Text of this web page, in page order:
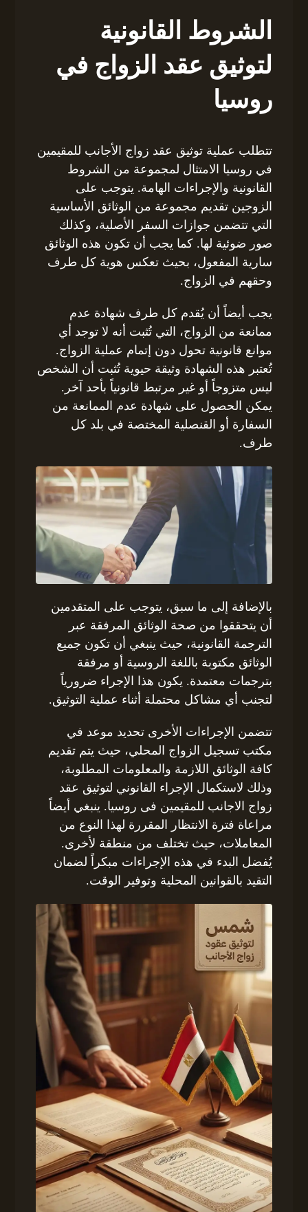
الشروط القانونية
لتوثيق عقد الزواج في
روسيا
تتطلب عملية توثيق عقد زواج الأجانب للمقيمين
في روسيا الامتثال لمجموعة من الشروط
القانونية والإجراءات الهامة. يتوجب على
الزوجين تقديم مجموعة من الوثائق الأساسية
التي تتضمن جوازات السفر الأصلية، وكذلك
صور ضوئية لها. كما يجب أن تكون هذه الوثائق
سارية المفعول، بحيث تعكس هوية كل طرف
وحقهم في الزواج.
يجب أيضاً أن يُقدم كل طرف شهادة عدم
ممانعة من الزواج، التي تُثبت أنه لا توجد أي
موانع قانونية تحول دون إتمام عملية الزواج.
تُعتبر هذه الشهادة وثيقة حيوية تُثبت أن الشخص
ليس متزوجاً أو غير مرتبط قانونياً بأحد آخر.
يمكن الحصول على شهادة عدم الممانعة من
السفارة أو القنصلية المختصة في بلد كل
طرف.
بالإضافة إلى ما سبق، يتوجب على المتقدمين
أن يتحققوا من صحة الوثائق المرفقة عبر
الترجمة القانونية، حيث ينبغي أن تكون جميع
الوثائق مكتوبة باللغة الروسية أو مرفقة
بترجمات معتمدة. يكون هذا الإجراء ضرورياً
لتجنب أي مشاكل محتملة أثناء عملية التوثيق.
تتضمن الإجراءات الأخرى تحديد موعد في
مكتب تسجيل الزواج المحلي، حيث يتم تقديم
كافة الوثائق اللازمة والمعلومات المطلوبة،
وذلك لاستكمال الإجراء القانوني لتوثيق عقد
زواج الاجانب للمقيمين فى روسيا. ينبغي أيضاً
مراعاة فترة الانتظار المقررة لهذا النوع من
المعاملات، حيث تختلف من منطقة لأخرى.
يُفضل البدء في هذه الإجراءات مبكراً لضمان
التقيد بالقوانين المحلية وتوفير الوقت.